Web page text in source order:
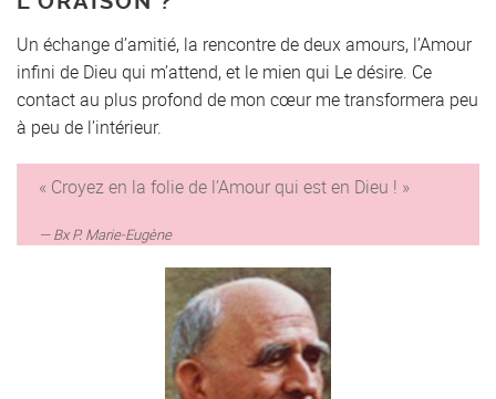
Un échange d’amitié, la rencontre de deux amours, l’Amour
infini de Dieu qui m’attend, et le mien qui Le désire. Ce
contact au plus profond de mon cœur me transformera peu
à peu de l’intérieur.
« Croyez en la folie de l’Amour qui est en Dieu ! »
Bx P. Marie-Eugène